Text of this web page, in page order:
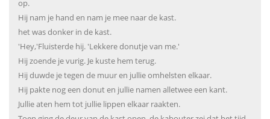
op.
Hij nam je hand en nam je mee naar de kast.
het was donker in de kast.
'Hey,'Fluisterde hij. 'Lekkere donutje van me.'
Hij zoende je vurig. Je kuste hem terug.
Hij duwde je tegen de muur en jullie omhelsten elkaar.
Hij pakte nog een donut en jullie namen alletwee een kant.
Jullie aten hem tot jullie lippen elkaar raakten.